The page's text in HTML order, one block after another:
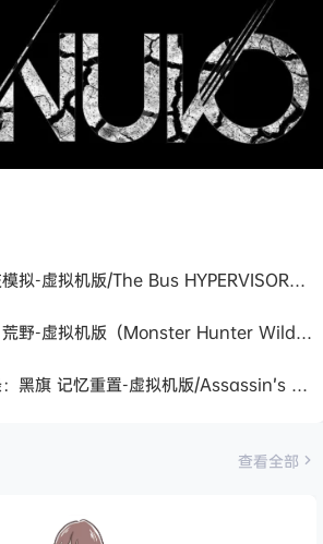
《城市公交模拟-虚拟机版/The Bus HYPERVISOR》免安装中文版
怪物猎人：荒野-虚拟机版（Monster Hunter Wilds HYPERVISOR）免安装中文版
《刺客信条：黑旗 记忆重置-虚拟机版/Assassin’s Creed Black Flag Resynced HYPERVISOR》免安装中文版
查看全部